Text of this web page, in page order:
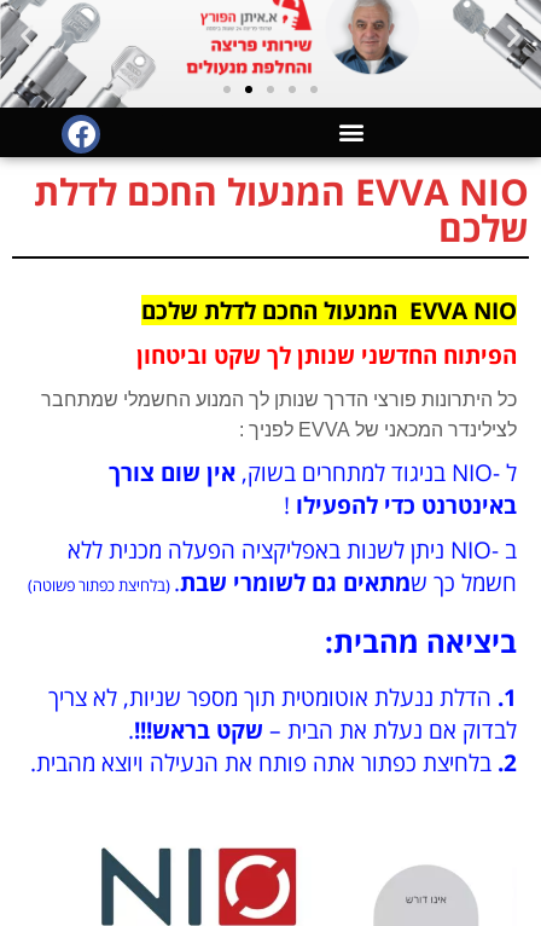
לתוכן
EVVA NIO המנעול החכם לדלת
שלכם
EVVA NIO המנעול החכם לדלת שלכם
הפיתוח החדשני שנותן לך שקט וביטחון
כל היתרונות פורצי הדרך שנותן לך המנוע החשמלי שמתחבר
לצילינדר המכאני של EVVA
לפניך :
ל -NIO בניגוד למתחרים בשוק,
אין שום צורך
באינטרנט כדי להפעילו !
ב -NIO ניתן לשנות באפליקציה הפעלה מכנית ללא
חשמל כך שמתאים גם לשומרי שבת. (בלחיצת כפתור פשוטה)
ביציאה מהבית:
1. הדלת ננעלת אוטומטית תוך מספר שניות, לא צריך
לבדוק אם נעלת את הבית – שקט בראש!!!.
2. בלחיצת כפתור אתה פותח את הנעילה ויוצא מהבית.